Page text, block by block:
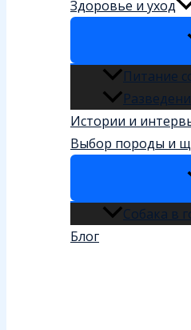
Здоровье и уход
Питание
Истории и
Выбор породы и
Собака в
Блог